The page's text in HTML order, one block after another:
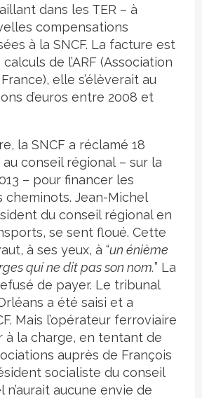
dans les TER – à
compensations
à la SNCF. La facture est
de l’ARF (Association
elle s’élèverait au
d’euros entre 2008 et
la SNCF a réclamé 18
au conseil régional – sur la
– pour financer les
cheminots. Jean-Michel
du conseil régional en
se sent floué. Cette
à ses yeux, à “un énième
qui ne dit pas son nom.” La
de payer. Le tribunal
a été saisi et a
Mais l’opérateur ferroviaire
à la charge, en tentant de
auprès de François
socialiste du conseil
n’aurait aucune envie de